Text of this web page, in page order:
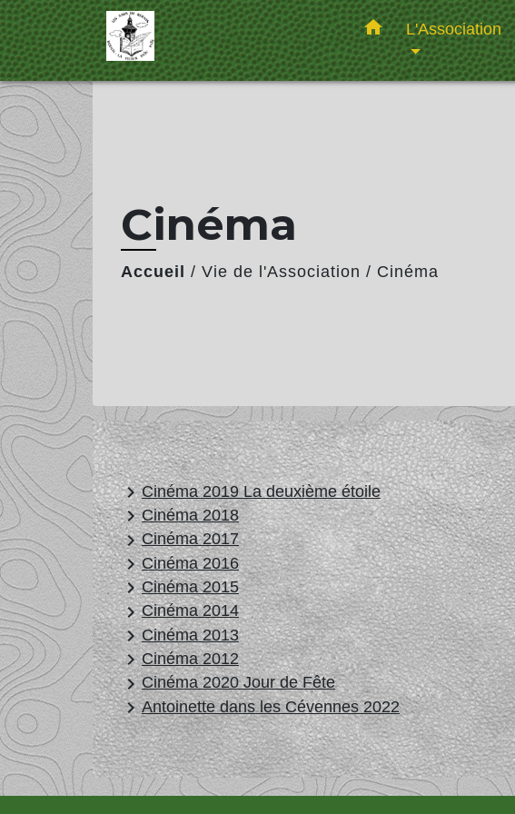
home L'Association
Cinéma
Accueil / Vie de l'Association / Cinéma
keyboard_arrow_rightCinéma 2019 La deuxième étoile
keyboard_arrow_rightCinéma 2018
keyboard_arrow_rightCinéma 2017
keyboard_arrow_rightCinéma 2016
keyboard_arrow_rightCinéma 2015
keyboard_arrow_rightCinéma 2014
keyboard_arrow_rightCinéma 2013
keyboard_arrow_rightCinéma 2012
keyboard_arrow_rightCinéma 2020 Jour de Fête
keyboard_arrow_rightAntoinette dans les Cévennes 2022